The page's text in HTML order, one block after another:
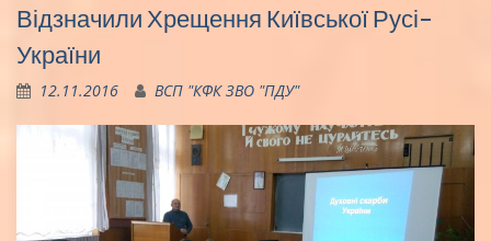
Відзначили Хрещення Київської Русі-
України
12.11.2016 ВСП "КФК ЗВО "ПДУ"